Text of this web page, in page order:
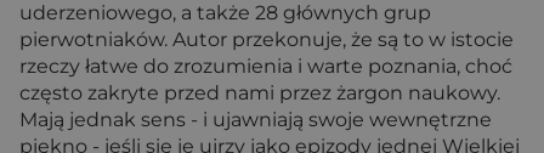
uderzeniowego, a także 28 głównych grup
pierwotniaków. Autor przekonuje, że są to w istocie
rzeczy łatwe do zrozumienia i warte poznania, choć
często zakryte przed nami przez żargon naukowy.
Mają jednak sens - i ujawniają swoje wewnętrzne
piękno - jeśli się je ujrzy jako epizody jednej Wielkiej